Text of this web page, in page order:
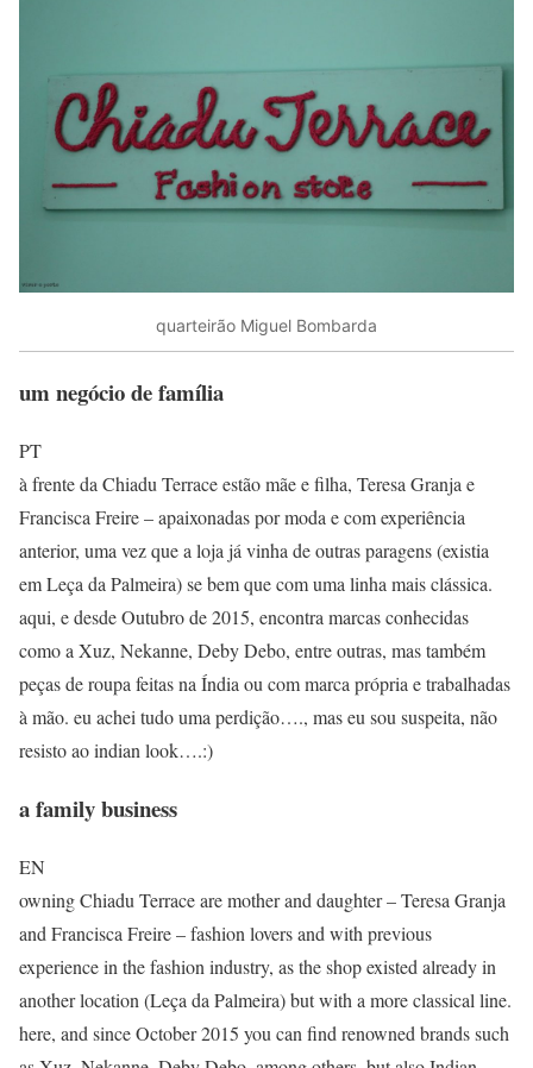
quarteirão Miguel Bombarda
um negócio de família
PT
à frente da Chiadu Terrace estão mãe e filha, Teresa Granja e
Francisca Freire – apaixonadas por moda e com experiência
anterior, uma vez que a loja já vinha de outras paragens (existia
em Leça da Palmeira) se bem que com uma linha mais clássica.
aqui, e desde Outubro de 2015, encontra marcas conhecidas
como a Xuz, Nekanne, Deby Debo, entre outras, mas também
peças de roupa feitas na Índia ou com marca própria e trabalhadas
à mão. eu achei tudo uma perdição…., mas eu sou suspeita, não
resisto ao indian look….:)
a family business
EN
owning Chiadu Terrace are mother and daughter – Teresa Granja
and Francisca Freire – fashion lovers and with previous
experience in the fashion industry, as the shop existed already in
another location (Leça da Palmeira) but with a more classical line.
here, and since October 2015 you can find renowned brands such